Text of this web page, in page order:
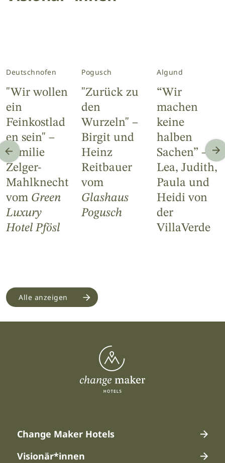
Alle anzeigen
Deutschnofen
"Wir wollen
ein
Feinkostlad
en sein" –
Familie
Zelger-
Mahlknecht
vom Green
Luxury
Hotel Pfösl
Pogusch
"Zurück zu
den
Wurzeln" –
Birgit und
Heinz
Reitbauer
vom
Glashaus
Pogusch
Algund
“Wir
machen
keine
halben
Sachen” –
Lea, Judith,
Paula und
Heidi von
der
VillaVerde
Hauptmenü 1
Change Maker Hotels
Visionär*innen